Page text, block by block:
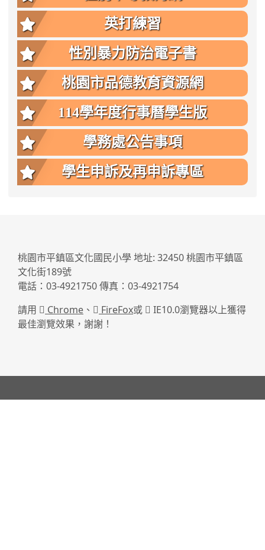
英打練習
性別暴力防治電子書
桃園市品德教育資源網
114學年度行事曆學生版
學務處公告事項
學生申訴及再申訴專區
桃園市平鎮區文化國民小學 地址: 32450 桃園市平鎮區
文化街189號
電話：03-4921750 傳真：03-4921754
請用
Chrome 、 FireFox或
IE10.0瀏覽器以上獲得
最佳瀏覽效果，謝謝！